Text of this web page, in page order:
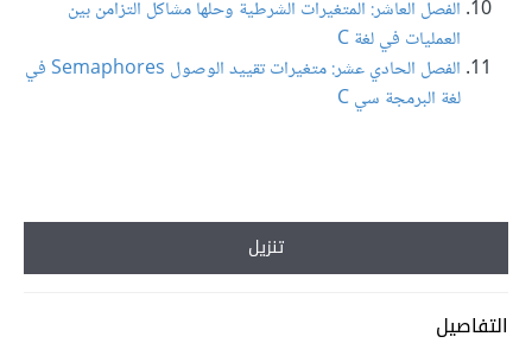
الفصل العاشر: المتغيرات الشرطية وحلها مشاكل التزامن بين
العمليات في لغة C
الفصل الحادي عشر: متغيرات تقييد الوصول Semaphores في
لغة البرمجة سي C
تنزيل
التفاصيل